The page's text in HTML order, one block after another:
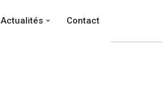
Actualités Contact